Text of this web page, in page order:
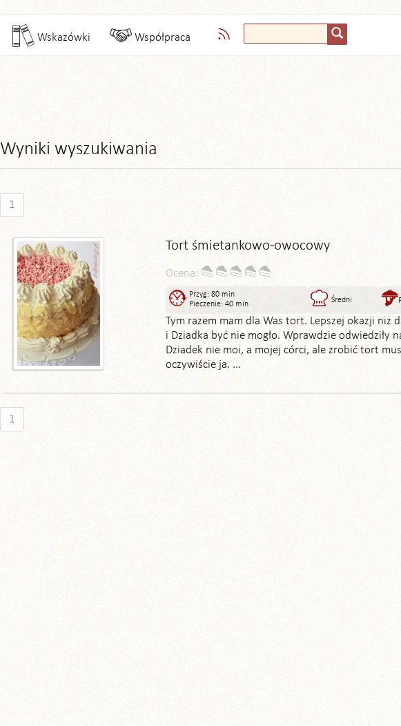
Wskazówki Współpraca
Wyniki wyszukiwania
1
Tort śmietankowo-owocowy
Ocena:
Przyg: 80 min
Pieczenie: 40 min
Średni
Tym razem mam dla Was tort. Lepszej okazji niż
i Dziadka być nie mogło. Wprawdzie odwiedziły
Dziadek nie moi, a mojej córci, ale zrobić tort
oczywiście ja. ...
1